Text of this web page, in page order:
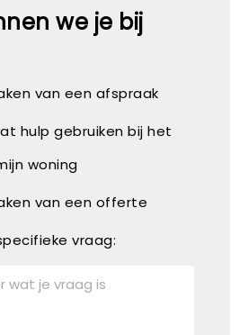
we je bij
van een afspraak
hulp gebruiken bij het
woning
van een offerte
vraag: